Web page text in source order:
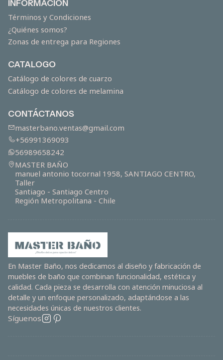
INFORMACIÓN
Términos y Condiciones
¿Quiénes somos?
Zonas de entrega para Regiones
CATALOGO
Catálogo de colores de cuarzo
Catálogo de colores de melamina
CONTÁCTANOS
masterbano.ventas@gmail.com
+56991369093
56989658242
MASTER BAÑO
manuel antonio tocornal 1958, SANTIAGO CENTRO,
Taller
Santiago - Santiago Centro
Región Metropolitana - Chile
En Master Baño, nos dedicamos al diseño y fabricación de
muebles de baño que combinan funcionalidad, estética y
calidad. Cada pieza se desarrolla con atención minuciosa al
detalle y un enfoque personalizado, adaptándose a las
necesidades únicas de nuestros clientes.
Síguenos